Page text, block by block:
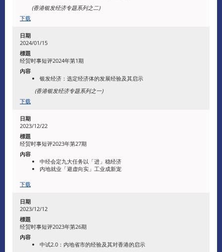
(香港银发经济专题系列之二)
下载
2024/01/15
经贸时事短评2024年第1期
银发经济：选定经济体的发展经验及其启示
(香港银发经济专题系列之一)
下载
2023/12/22
经贸时事短评2023年第27期
中经会定九大任务以「进」稳经济
内地就业「避虚向实」工业成新宠
下载
2023/12/12
经贸时事短评2023年第26期
中试2.0：内地省市的经验及其对香港的启示